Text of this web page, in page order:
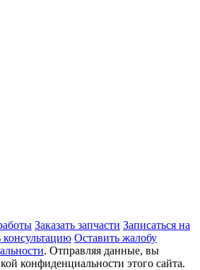
Заказать запчасти Записаться на
Оставить жалобу
. Отправляя данные, вы
конфиденциальности этого сайта.